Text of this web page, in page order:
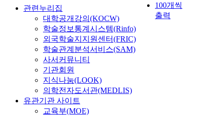
100개씩
출력
관련누리집
대학공개강의(KOCW)
학술정보통계시스템(Rinfo)
외국학술지지원센터(FRIC)
학술관계분석서비스(SAM)
사서커뮤니티
기관회원
지식나눔(LOOK)
의학전자도서관(MEDLIS)
유관기관 사이트
교육부(MOE)